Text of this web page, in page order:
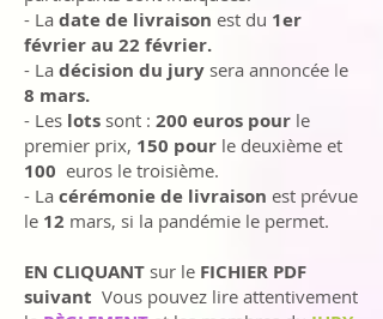
- La date de livraison est du 1er
février au 22 février.
- La décision du jury sera annoncée le
8 mars.
- Les lots sont : 200 euros pour le
premier prix, 150 pour le deuxième et
100 euros le troisième.
- La cérémonie de livraison est prévue
le 12 mars, si la pandémie le permet.
EN CLIQUANT sur le FICHIER PDF
suivant Vous pouvez lire attentivement